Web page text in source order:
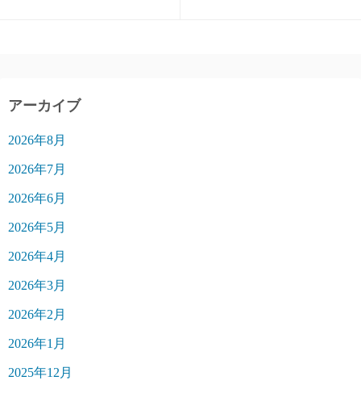
アーカイブ
2026年8月
2026年7月
2026年6月
2026年5月
2026年4月
2026年3月
2026年2月
2026年1月
2025年12月